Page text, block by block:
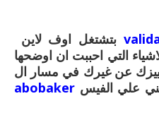
بتشتغل اوف لاين
التي احببت ان اوضحها
عن غيرك في مسار ال
علي الفيس abobaker